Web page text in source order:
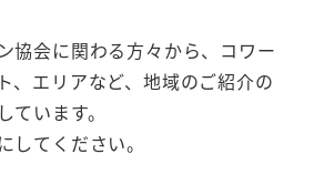
協会に関わる方々から、コワー
、エリアなど、地域のご紹介の
います。
してください。